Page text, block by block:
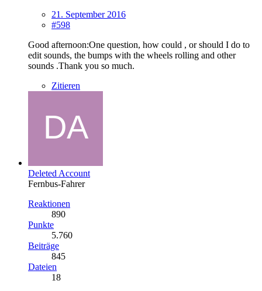
21. September 2016
#598
Good afternoon:One question, how could , or should I do to
edit sounds, the bumps with the wheels rolling and other
sounds .Thank you so much.
Zitieren
Deleted Account
Fernbus-Fahrer
Reaktionen
890
Punkte
5.760
Beiträge
845
Dateien
18